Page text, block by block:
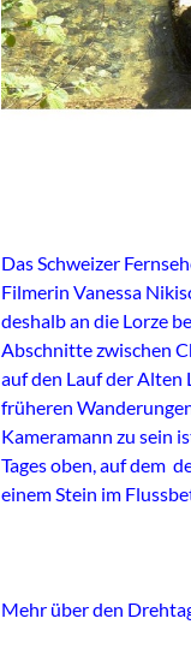
Das Schweizer
Filmerin Vanessa
deshalb an die Lorze
Abschnitte zwischen
auf den Lauf der Alten
früheren
Kameramann zu sein
Tages oben, auf dem
einem Stein im
Mehr über den